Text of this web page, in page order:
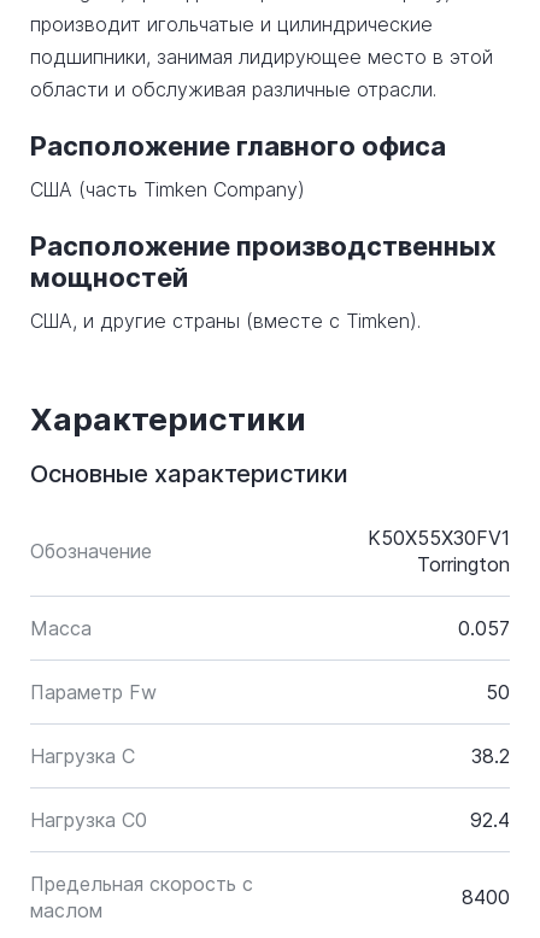
производит игольчатые и цилиндрические
подшипники, занимая лидирующее место в этой
области и обслуживая различные отрасли.
Расположение главного офиса
США (часть Timken Company)
Расположение производственных
мощностей
США, и другие страны (вместе с Timken).
Характеристики
Основные характеристики
Обозначение
K50X55X30FV1
Torrington
Масса 0.057
Параметр Fw 50
Нагрузка C 38.2
Нагрузка C0 92.4
Предельная скорость с
маслом
8400